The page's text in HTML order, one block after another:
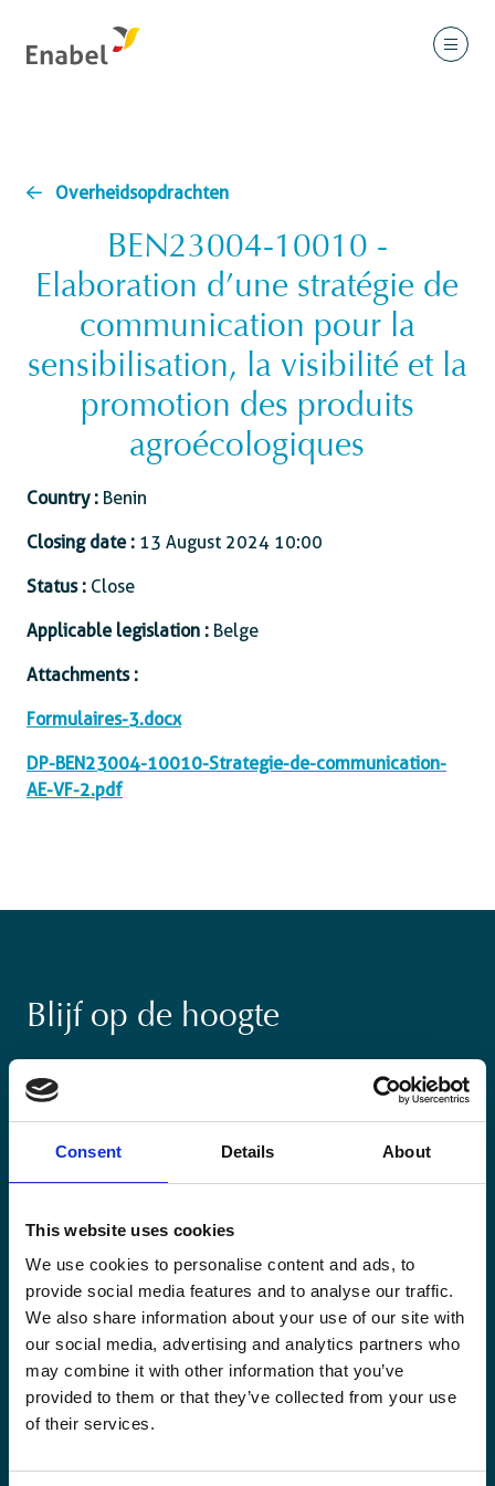
Consent Details About
This website uses cookies
We use cookies to personalise content and ads, to
provide social media features and to analyse our traffic.
We also share information about your use of our site with
our social media, advertising and analytics partners who
may combine it with other information that you’ve
provided to them or that they’ve collected from your use
of their services.
Overheidsopdrachten
BEN23004-10010 -
Elaboration d’une stratégie de
communication pour la
sensibilisation, la visibilité et la
promotion des produits
agroécologiques
Country : Benin
Closing date : 13 August 2024 10:00
Status : Close
Applicable legislation : Belge
Attachments :
Formulaires-3.docx
DP-BEN23004-10010-Strategie-de-communication-
AE-VF-2.pdf
Blijf op de hoogte
internationale ontwikkelingstrends belicht vanuit
Belgisch perspectief.
Email
(Vereist)
Ja,
ik
schrijf
me
Ja, ik schrijf me in. (Vereist)
CAPTCHA